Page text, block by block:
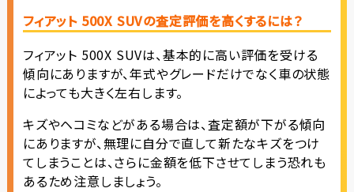
フィアット 500X SUVの査定評価を高くするには？
フィアット 500X SUVは、基本的に高い評価を受ける
傾向にありますが、年式やグレードだけでなく車の状態
によっても大きく左右します。
キズやヘコミなどがある場合は、査定額が下がる傾向
にありますが、無理に自分で直して新たなキズをつけ
てしまうことは、さらに金額を低下させてしまう恐れも
あるため注意しましょう。